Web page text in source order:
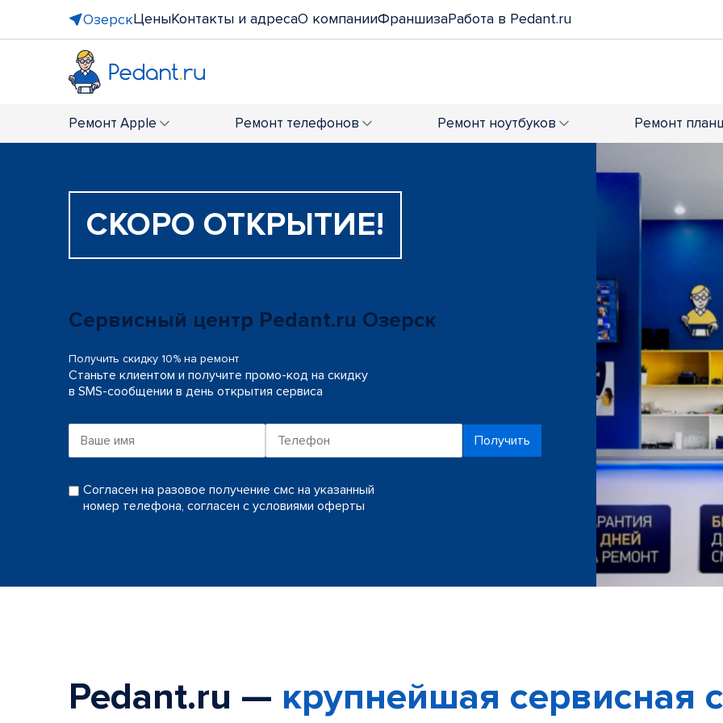
ОзерскЦеныКонтакты и адресаО компанииФраншизаРабота в Pedant.ru
Ремонт Apple Ремонт телефонов Ремонт ноутбуков Ремонт
СКОРО ОТКРЫТИЕ!
Сервисный центр Pedant.ru Озерск
Получить скидку 10% на ремонт
Станьте клиентом и получите промо-код на скидку
в SMS-сообщении в день открытия сервиса
Получить
Согласен на разовое получение смс на указанный
номер телефона, согласен с условиями оферты
Pedant.ru — крупнейшая сервисная